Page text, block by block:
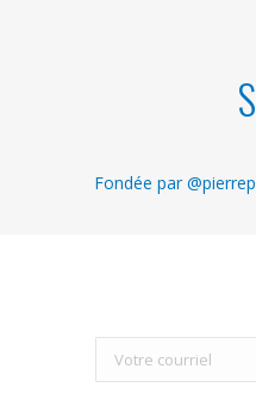
Fondée par